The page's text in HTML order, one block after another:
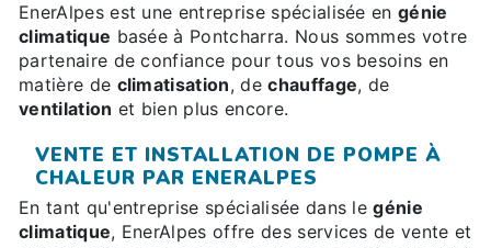
EnerAlpes est une entreprise spécialisée engénie
climatique basée à Pontcharra. Nous sommes votre
partenaire de confiance pour tous vos besoins en
matière de climatisation, dechauffage, de
ventilation et bien plus encore.
VENTE ET INSTALLATION DE POMPE À
CHALEUR PAR ENERALPES
En tant qu'entreprise spécialisée dans legénie
climatique, EnerAlpes offre des services de vente et